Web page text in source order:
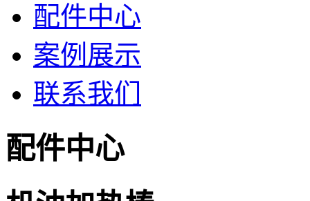
配件中心
案例展示
联系我们
配件中心